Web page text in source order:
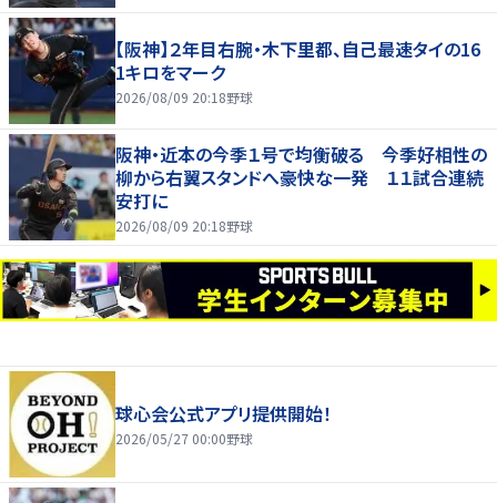
【阪神】２年目右腕・木下里都、自己最速タイの16
1キロをマーク
2026/08/09 20:18野球
阪神・近本の今季１号で均衡破る 今季好相性の
柳から右翼スタンドへ豪快な一発 １１試合連続
安打に
2026/08/09 20:18野球
球心会公式アプリ提供開始！
2026/05/27 00:00野球